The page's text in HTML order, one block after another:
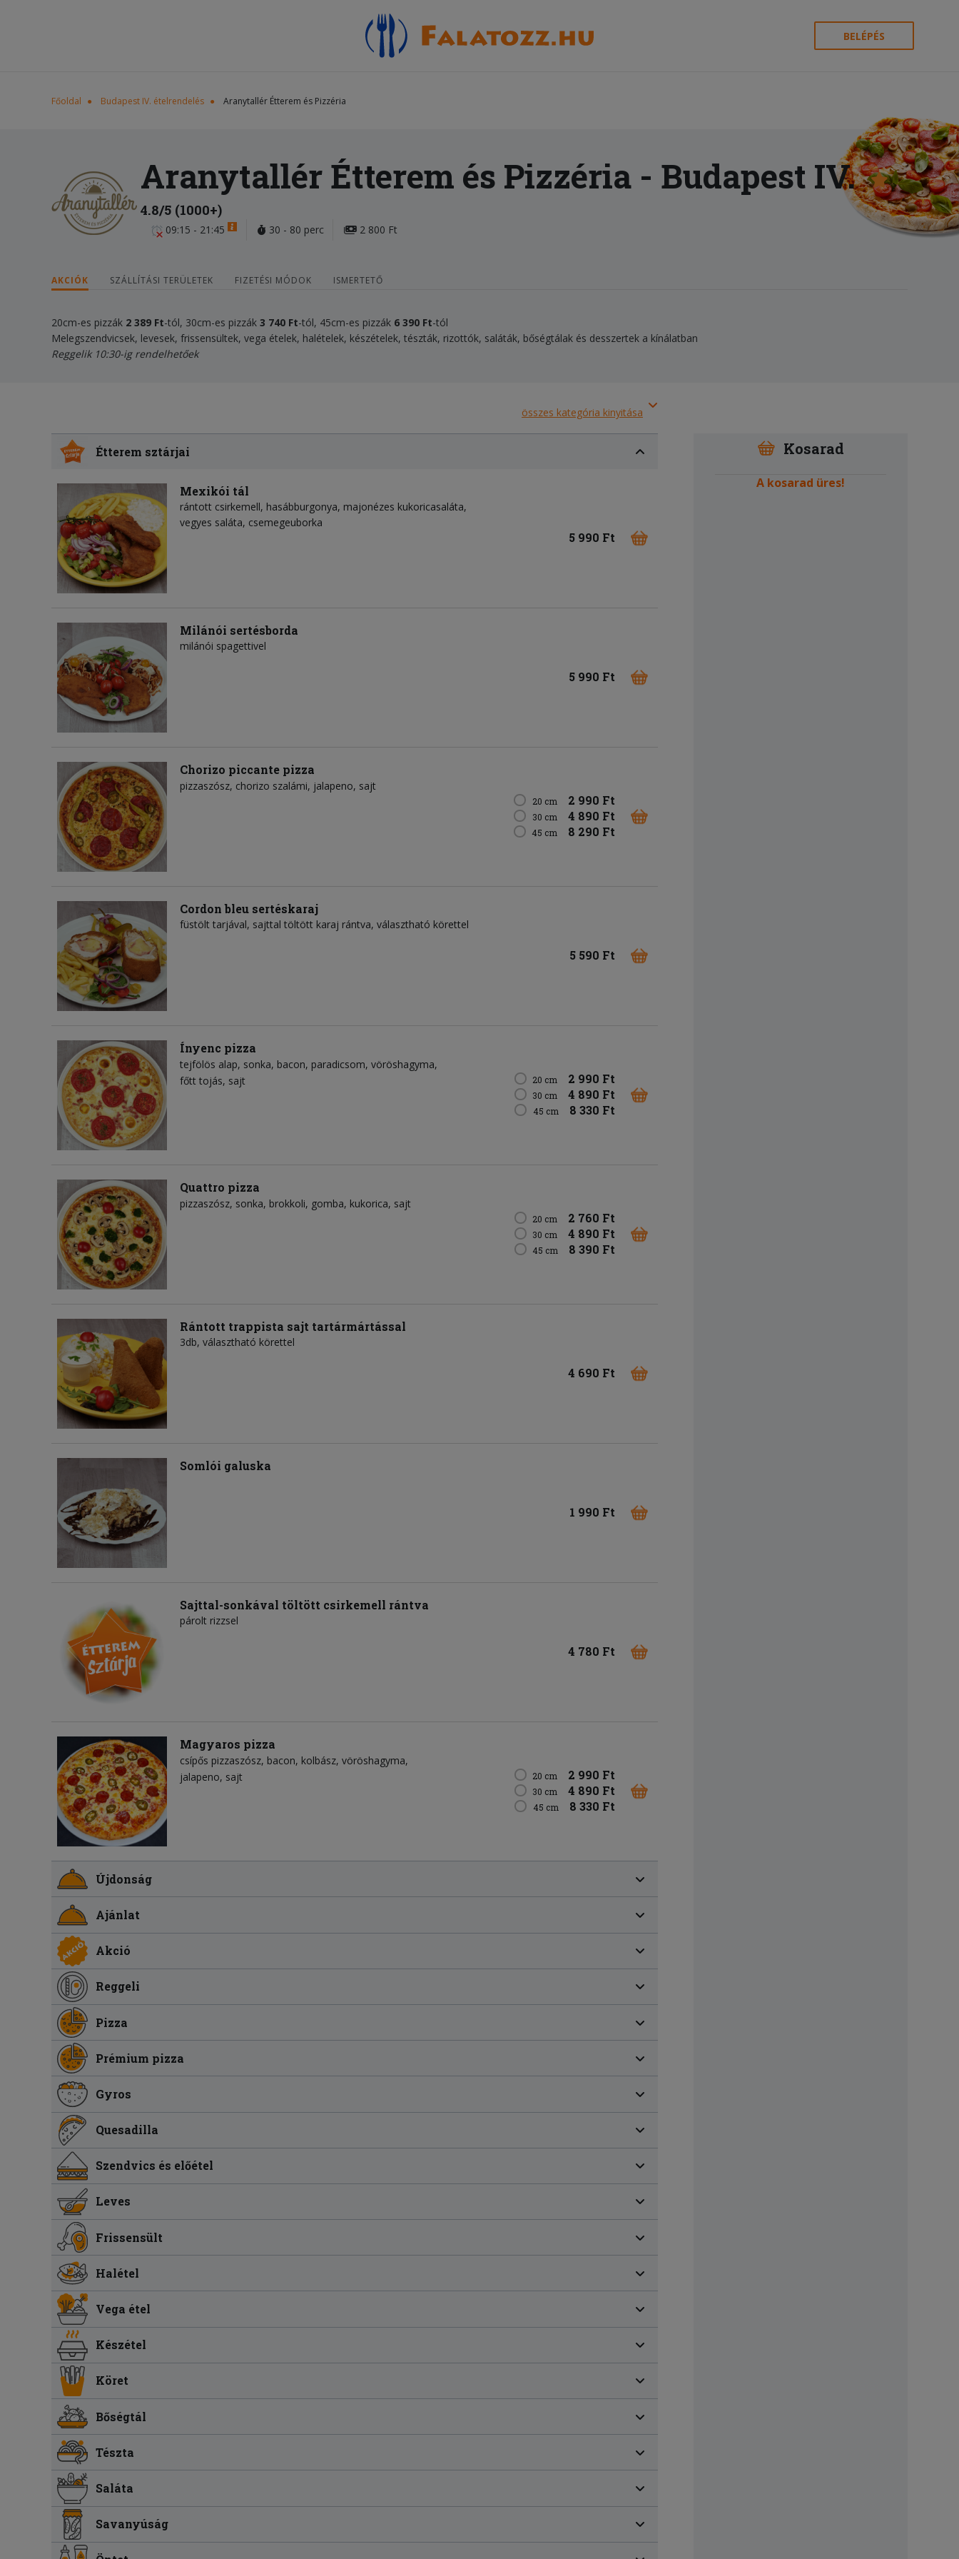
BELÉPÉS
Főoldal Budapest IV. ételrendelés Aranytallér Étterem és Pizzéria
Aranytallér Étterem és Pizzéria - Budapest IV.
4.8/5 (1000+)
09:15 - 21:45 30 - 80 perc 2 800 Ft
AKCIÓK SZÁLLÍTÁSI TERÜLETEK FIZETÉSI MÓDOK ISMERTETŐ
20cm-es pizzák 2 389 Ft-tól, 30cm-es pizzák 3 740 Ft-tól, 45cm-es pizzák 6 390 Ft-tól
Melegszendvicsek, levesek, frissensültek, vega ételek, halételek, készételek, tészták, rizottók, saláták, bőségtálak és desszertek a kínálatban
Reggelik 10:30-ig rendelhetőek
összes kategória kinyitása
Étterem sztárjai
Mexikói tál
rántott csirkemell, hasábburgonya, majonézes kukoricasaláta,
vegyes saláta, csemegeuborka
5 990 Ft
Milánói sertésborda
milánói spagettivel
5 990 Ft
Chorizo piccante pizza
pizzaszósz chorizo szalámi jalapeno sajt
20 cm 2 990 Ft
30 cm 4 890 Ft
45 cm 8 290 Ft
Cordon bleu sertéskaraj
füstölt tarjával, sajttal töltött karaj rántva, választható körettel
5 590 Ft
Ínyenc pizza
tejfölös alap sonka bacon paradicsom vöröshagyma
főtt tojás sajt 20 cm 2 990 Ft
30 cm 4 890 Ft
45 cm 8 330 Ft
Quattro pizza
pizzaszósz sonka brokkoli gomba kukorica sajt
20 cm 2 760 Ft
30 cm 4 890 Ft
45 cm 8 390 Ft
Rántott trappista sajt tartármártással
3db, választható körettel
4 690 Ft
Somlói galuska
1 990 Ft
Sajttal-sonkával töltött csirkemell rántva
párolt rizzsel
4 780 Ft
Magyaros pizza
csípős pizzaszósz bacon kolbász vöröshagyma
jalapeno sajt 20 cm 2 990 Ft
30 cm 4 890 Ft
45 cm 8 330 Ft
Újdonság
Ajánlat
Akció
Reggeli
Pizza
Prémium pizza
Gyros
Quesadilla
Szendvics és előétel
Leves
Frissensült
Halétel
Vega étel
Készétel
Köret
Bőségtál
Tészta
Saláta
Savanyúság
Kosarad
A kosarad üres!